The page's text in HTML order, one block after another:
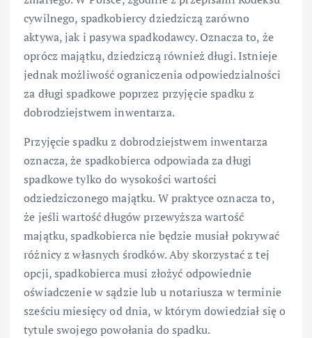
cywilnego, spadkobiercy dziedziczą zarówno
aktywa, jak i pasywa spadkodawcy. Oznacza to, że
oprócz majątku, dziedziczą również długi. Istnieje
jednak możliwość ograniczenia odpowiedzialności
za długi spadkowe poprzez przyjęcie spadku z
dobrodziejstwem inwentarza.
Przyjęcie spadku z dobrodziejstwem inwentarza
oznacza, że spadkobierca odpowiada za długi
spadkowe tylko do wysokości wartości
odziedziczonego majątku. W praktyce oznacza to,
że jeśli wartość długów przewyższa wartość
majątku, spadkobierca nie będzie musiał pokrywać
różnicy z własnych środków. Aby skorzystać z tej
opcji, spadkobierca musi złożyć odpowiednie
oświadczenie w sądzie lub u notariusza w terminie
sześciu miesięcy od dnia, w którym dowiedział się o
tytule swojego powołania do spadku.